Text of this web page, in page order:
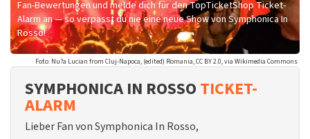
Fan-Bewertungen und melde dich für den TopTicketShop Ticket-
Alarm an — so verpasst du nie eine neue Show von Symphonica In
Rosso!
Foto: Nu?a Lucian from Cluj-Napoca, (edited) Romania, CC BY 2.0, via Wikimedia Commons
SYMPHONICA IN ROSSO TICKET-
ALARM
Lieber Fan von Symphonica In Rosso,